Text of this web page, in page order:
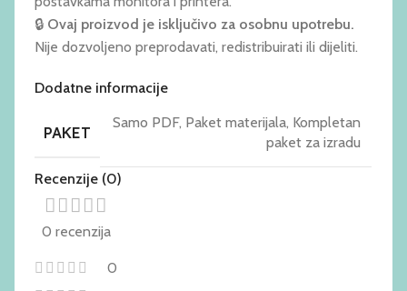
🔒 Ovaj proizvod je isključivo za osobnu upotrebu.
Nije dozvoljeno preprodavati, redistribuirati ili dijeliti.
Dodatne informacije
PAKET
Samo PDF, Paket materijala, Kompletan
paket za izradu
Recenzije (0)
0 recenzija
0